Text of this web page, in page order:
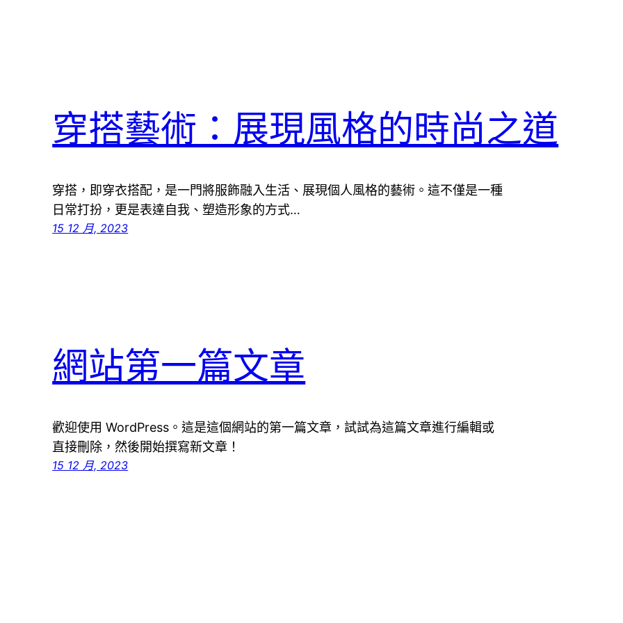
穿搭藝術：展現風格的時尚之道
穿搭，即穿衣搭配，是一門將服飾融入生活、展現個人風格的藝術。這不僅是一種
日常打扮，更是表達自我、塑造形象的方式…
15 12 月, 2023
網站第一篇文章
歡迎使用 WordPress。這是這個網站的第一篇文章，試試為這篇文章進行編輯或
直接刪除，然後開始撰寫新文章！
15 12 月, 2023